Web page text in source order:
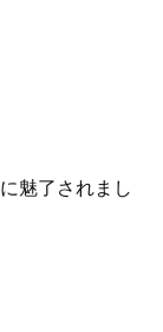
魅了されまし